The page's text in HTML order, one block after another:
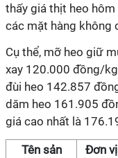
thấy giá thịt heo
các mặt hàng không
Cụ thể, mỡ heo giữ
xay 120.000 đồng/
đùi heo 142.857
dăm heo 161.905
giá cao nhất là
Tên sản
Đơn vị